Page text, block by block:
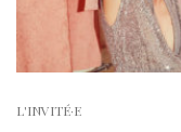
L'INVITÉ·E